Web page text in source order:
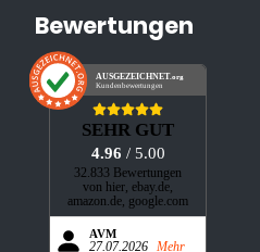
Bewertungen
AUSGEZEICHNET .org
Kundenbewertungen
SEHR GUT
4.96 / 5.00
32.833 Bewertungen
von hier, ebay.de,
amazon.de, google.com
AVM
27.07.2026 Mehr